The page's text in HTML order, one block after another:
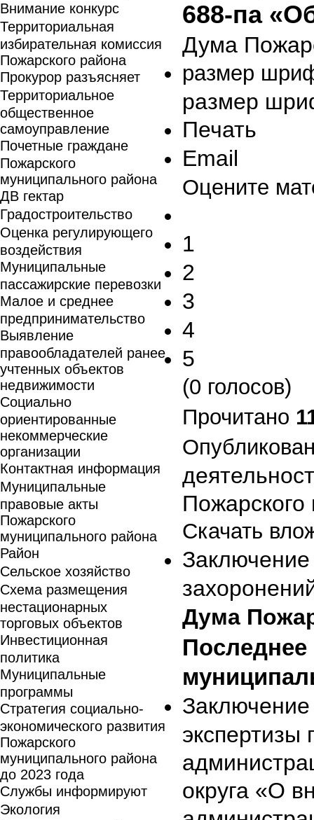
Внимание конкурс
Территориальная
избирательная комиссия
Пожарского района
Прокурор разъясняет
Территориальное
общественное
самоуправление
Почетные граждане
Пожарского
муниципального района
ДВ гектар
Градостроительство
Оценка регулирующего
воздействия
Муниципальные
пассажирские перевозки
Малое и среднее
предпринимательство
Выявление
правообладателей ранее
учтенных объектов
недвижимости
Социально
ориентированные
некоммерческие
организации
Контактная информация
Муниципальные
правовые акты
Пожарского
муниципального района
Район
Сельское хозяйство
Схема размещения
нестационарных
торговых объектов
Инвестиционная
политика
Муниципальные
программы
Стратегия социально-
экономического развития
Пожарского
муниципального района
до 2023 года
Службы информируют
Экология
688-па
Дума
размер
размер
Печать
Email
Оцените
1
2
3
4
5
(0 голосов)
Прочитано
Пожарского
Скачать
Дума
Заключение
экспертизы
округа «О